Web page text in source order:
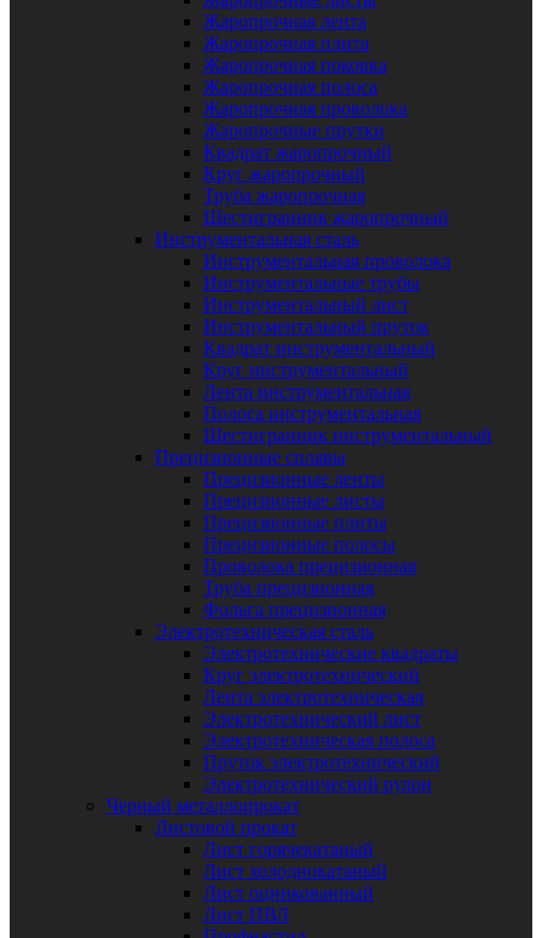
Жаропрочная лента
Жаропрочная плита
Жаропрочная поковка
Жаропрочная полоса
Жаропрочная проволока
Жаропрочные прутки
Квадрат жаропрочный
Круг жаропрочный
Труба жаропрочная
Шестигранник жаропрочный
Инструментальная сталь
Инструментальная проволока
Инструментальные трубы
Инструментальный лист
Инструментальный пруток
Квадрат инструментальный
Круг инструментальный
Лента инструментальная
Полоса инструментальная
Шестигранник инструментальный
Прецизионные сплавы
Прецизионные ленты
Прецизионные листы
Прецизионные плиты
Прецизионные полосы
Проволока прецизионная
Труба прецизионная
Фольга прецизионная
Электротехническая сталь
Электротехнические квадраты
Круг электротехнический
Лента электротехническая
Электротехнический лист
Электротехническая полоса
Пруток электротехнический
Электротехнический рулон
Черный металлопрокат
Листовой прокат
Лист горячекатаный
Лист холоднокатаный
Лист оцинкованный
Лист ПВЛ